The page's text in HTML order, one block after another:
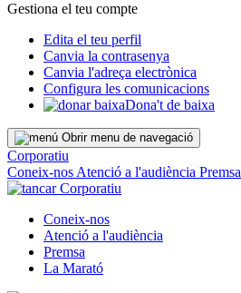
Gestiona el teu compte
Edita el teu perfil
Canvia la contrasenya
Canvia l'adreça electrònica
Configura les comunicacions
Dona't de baixa
Obrir menu de navegació
Corporatiu
Coneix-nos Atenció a l'audiència Premsa
Corporatiu
Coneix-nos
Atenció a l'audiència
Premsa
La Marató